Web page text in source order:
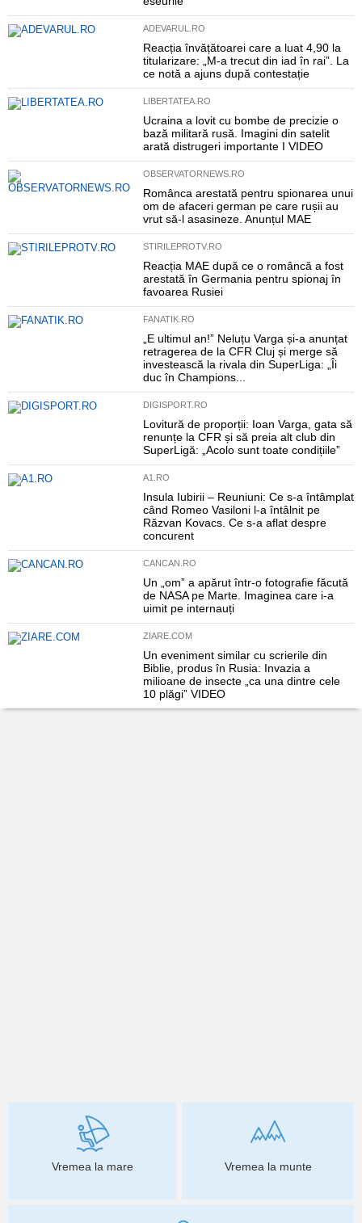
ADEVARUL.RO
Reacția învățătoarei care a luat 4,90 la
titularizare: „M-a trecut din iad în rai”. La
ce notă a ajuns după contestație
LIBERTATEA.RO
Ucraina a lovit cu bombe de precizie o
bază militară rusă. Imagini din satelit
arată distrugeri importante I VIDEO
OBSERVATORNEWS.RO
Românca arestată pentru spionarea unui
om de afaceri german pe care rușii au
vrut să-l asasineze. Anunțul MAE
STIRILEPROTV.RO
Reacția MAE după ce o româncă a fost
arestată în Germania pentru spionaj în
favoarea Rusiei
FANATIK.RO
„E ultimul an!” Neluțu Varga și-a anunțat
retragerea de la CFR Cluj și merge să
investească la rivala din SuperLiga: „Îi
duc în Champions...
DIGISPORT.RO
Lovitură de proporții: Ioan Varga, gata să
renunțe la CFR și să preia alt club din
SuperLigă: „Acolo sunt toate condițiile”
A1.RO
Insula Iubirii – Reuniuni: Ce s-a întâmplat
când Romeo Vasiloni l-a întâlnit pe
Răzvan Kovacs. Ce s-a aflat despre
concurent
CANCAN.RO
Un „om” a apărut într-o fotografie făcută
de NASA pe Marte. Imaginea care i-a
uimit pe internauți
ZIARE.COM
Un eveniment similar cu scrierile din
Biblie, produs în Rusia: Invazia a
milioane de insecte „ca una dintre cele
10 plăgi” VIDEO
Vremea la mare Vremea la munte